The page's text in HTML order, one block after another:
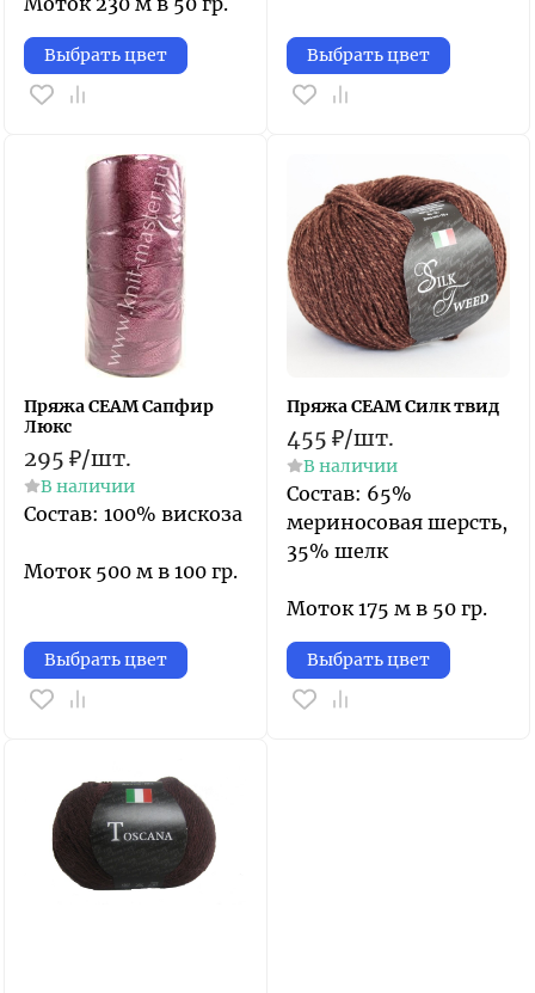
Выбрать цвет Выбрать цвет
Пряжа СЕАМ Сапфир
Люкс
295 ₽/шт.
В наличии
Состав: 100% вискоза
Моток 500 м в 100 гр.
Выбрать цвет
Пряжа СЕАМ Силк твид
455 ₽/шт.
В наличии
Состав: 65%
мериносовая шерсть,
35% шелк
Моток 175 м в 50 гр.
Выбрать цвет